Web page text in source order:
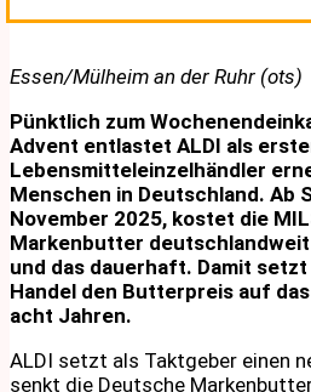
Essen/Mülheim an der Ruhr (ots)
Pünktlich zum
Advent entlastet ALDI als
Lebensmitteleinzelhändler
Menschen in Deutschland. Ab
November 2025, kostet die
Markenbutter
und das dauerhaft. Damit
Handel den Butterpreis auf
acht Jahren.
ALDI setzt als Taktgeber einen
senkt die Deutsche